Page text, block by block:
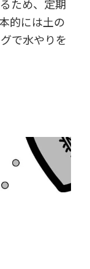
ため、定期
的には土の
で水やりを